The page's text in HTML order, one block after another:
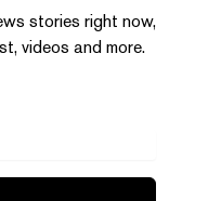
stories right now,
videos and more.